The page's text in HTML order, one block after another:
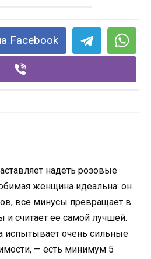
Facebook
надеть розовые
женщина идеальна: он
все минусы превращает в
считает ее самой лучшей.
испытывает очень сильные
— есть минимум 5